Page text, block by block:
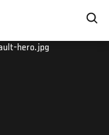
hero.jpg